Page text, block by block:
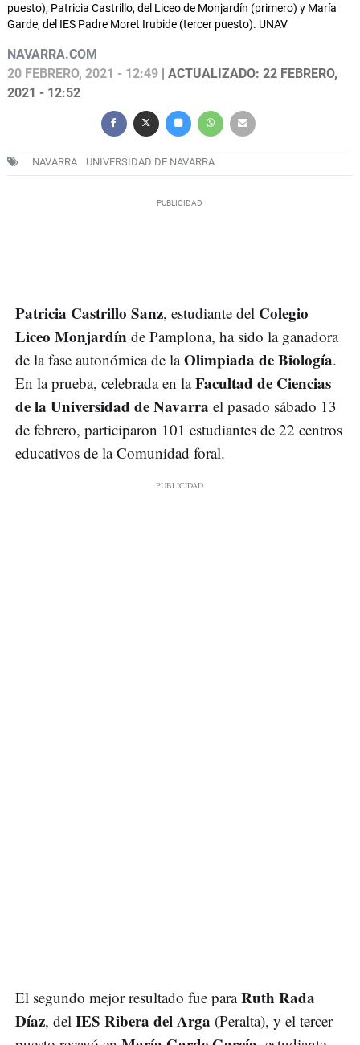
puesto), Patricia Castrillo, del Liceo de Monjardín (primero) y María
Garde, del IES Padre Moret Irubide (tercer puesto). UNAV
NAVARRA.COM
20 FEBRERO, 2021 - 12:49 | ACTUALIZADO: 22 FEBRERO,
2021 - 12:52
NAVARRA UNIVERSIDAD DE NAVARRA
Patricia Castrillo Sanz, estudiante del Colegio
Liceo Monjardín de Pamplona, ha sido la ganadora
de la fase autonómica de laOlimpiada de Biología.
En la prueba, celebrada en laFacultad de Ciencias
de la Universidad de Navarra el pasado sábado 13
de febrero, participaron 101 estudiantes de 22 centros
educativos de la Comunidad foral.
El segundo mejor resultado fue paraRuth Rada
Díaz, del IES Ribera del Arga (Peralta), y el tercer